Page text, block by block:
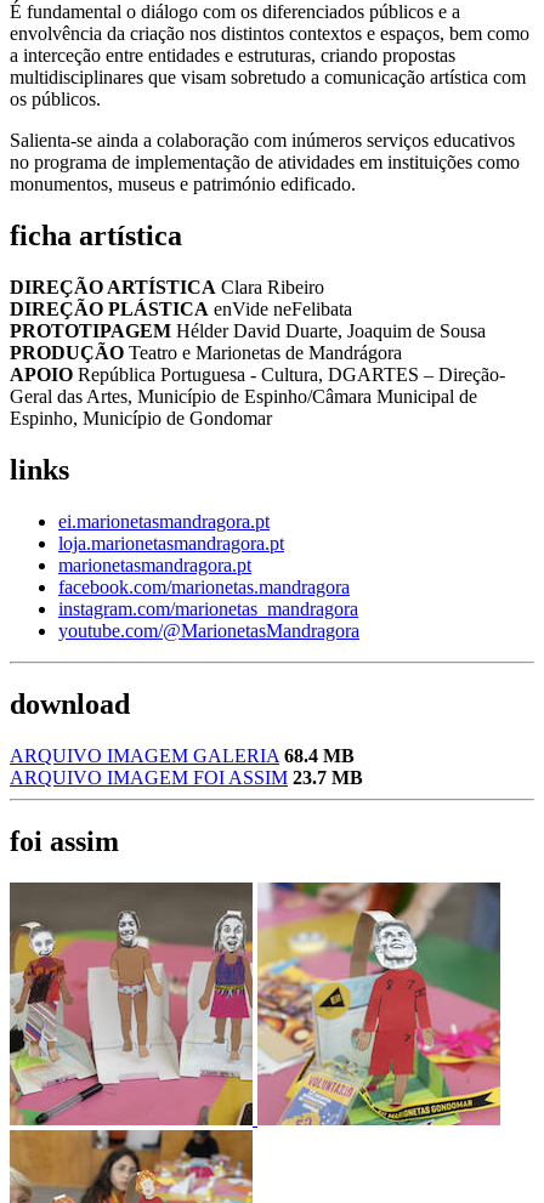
É fundamental o diálogo com os diferenciados públicos e a
envolvência da criação nos distintos contextos e espaços, bem como
a interceção entre entidades e estruturas, criando propostas
multidisciplinares que visam sobretudo a comunicação artística com
os públicos.
Salienta-se ainda a colaboração com inúmeros serviços educativos
no programa de implementação de atividades em instituições como
monumentos, museus e património edificado.
ficha artística
DIREÇÃO ARTÍSTICA Clara Ribeiro
DIREÇÃO PLÁSTICA enVide neFelibata
PROTOTIPAGEM Hélder David Duarte, Joaquim de Sousa
PRODUÇÃO Teatro e Marionetas de Mandrágora
APOIO República Portuguesa - Cultura, DGARTES – Direção-
Geral das Artes, Município de Espinho/Câmara Municipal de
Espinho, Município de Gondomar
links
ei.marionetasmandragora.pt
loja.marionetasmandragora.pt
marionetasmandragora.pt
facebook.com/marionetas.mandragora
instagram.com/marionetas_mandragora
youtube.com/@MarionetasMandragora
download
ARQUIVO IMAGEM GALERIA 68.4 MB
ARQUIVO IMAGEM FOI ASSIM 23.7 MB
foi assim